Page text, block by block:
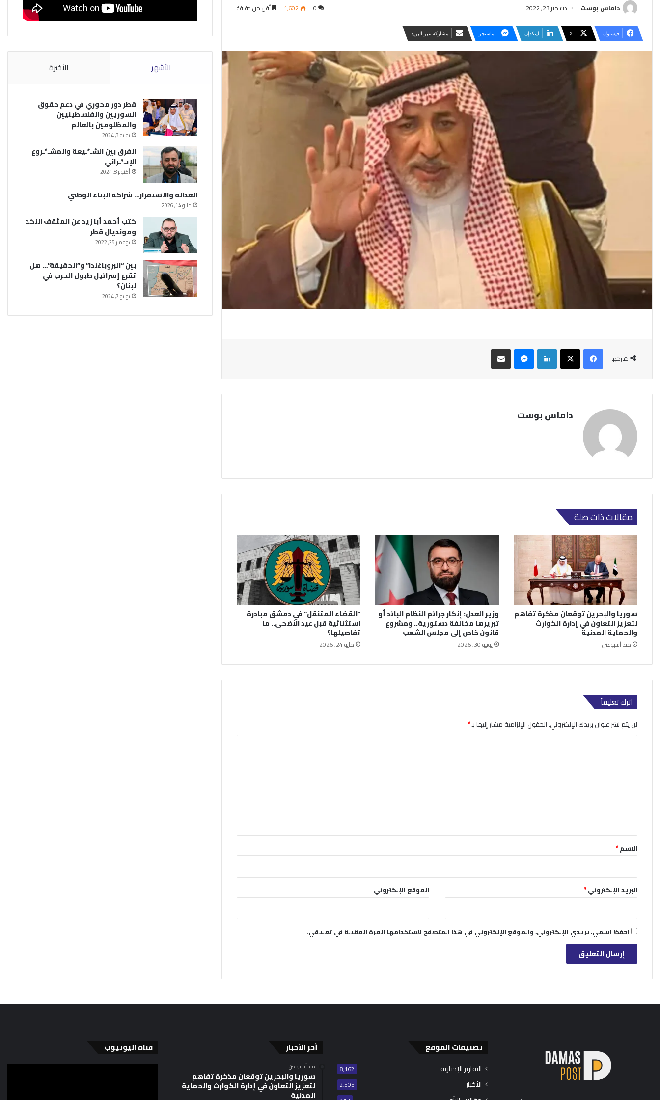
داماس بوست ديسمبر 23, 2022 0 1٬602 أقل من دقيقة
فيسبوك ‫X لينكدإن ماسنجر مشاركة عبر البريد
شاركها
فيسبوك‫X لينكدإن ماسنجر مشاركة عبر البريد
داماس بوست
مقالات ذات صلة
سوريا والبحرين توقعان مذكرة تفاهم
لتعزيز التعاون في إدارة الكوارث
والحماية المدنية
منذ أسبوعين
وزير العدل: إنكار جرائم النظام البائد أو
تبريرها مخالفة دستورية.. ومشروع
قانون خاص إلى مجلس الشعب
يونيو 30, 2026
“القضاء المتنقل” في دمشق مبادرة
استثنائية قبل عيد الأضحى.. ما
تفاصيلها؟
مايو 24, 2026
اترك تعليقاً
لن يتم نشر عنوان بريدك الإلكتروني.الحقول الإلزامية مشار إليها بـ*
*الاسم*
البريد الإلكتروني* الموقع الإلكتروني
احفظ اسمي، بريدي الإلكتروني، والموقع الإلكتروني في هذا المتصفح لاستخدامها المرة المقبلة في تعليقي.
الأشهر الأخيرة
قطر دور محوري في دعم حقوق
السوريين والفلسطينيين
والمظلومين بالعالم
يوليو 3, 2024
الفرق بين الشـ*ـيعة والمشـ*ـروع
الإيـ*ـراني
أكتوبر 8, 2024
العدالة والاستقرار… شراكة البناء الوطني
مايو 14, 2026
كتب أحمد أبا زيد عن المثقف النكد
ومونديال قطر
نوفمبر 25, 2022
بين “البروباغندا” و”الحقيقة”… هل
تقرع إسرائيل طبول الحرب في
لبنان؟
يونيو 7, 2024
تصنيفات الموقع
التقارير الإخبارية 8٬162
الأخبار 2٬505
أخر الأخبار
منذ أسبوعين
سوريا والبحرين توقعان مذكرة تفاهم
لتعزيز التعاون في إدارة الكوارث والحماية
المدنية
قناة اليوتيوب